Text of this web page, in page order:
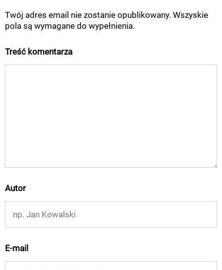
Twój adres email nie zostanie opublikowany. Wszyskie
pola są wymagane do wypełnienia.
Treść komentarza
Autor
E-mail